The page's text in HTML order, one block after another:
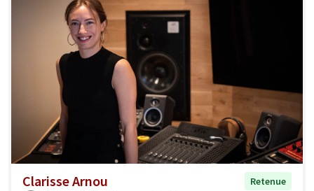
Clarisse Arnou
Retenue